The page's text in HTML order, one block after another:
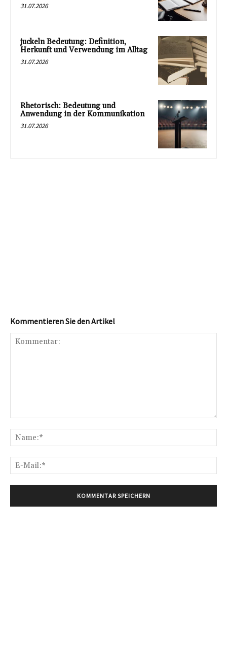
31.07.2026
juckeln Bedeutung: Definition,
Herkunft und Verwendung im Alltag
31.07.2026
Rhetorisch: Bedeutung und
Anwendung in der Kommunikation
31.07.2026
Kommentieren Sie den Artikel